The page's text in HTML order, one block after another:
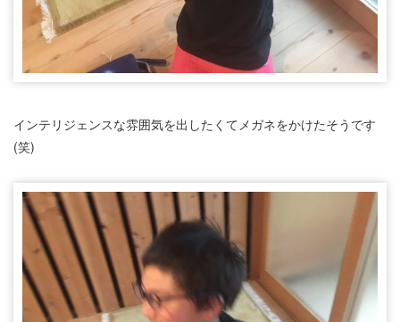
インテリジェンスな雰囲気を出したくてメガネをかけたそうです
(笑)